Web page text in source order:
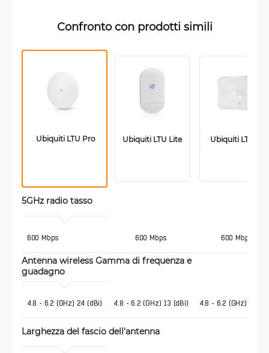
Confronto con prodotti simili
Ubiquiti LTU Pro Ubiquiti LTU Lite Ubiquiti LTU LR
5GHz radio tasso
600 Mbps 600 Mbps 600 Mbps
Antenna wireless Gamma di frequenza e
guadagno
4.8 - 6.2 (GHz) 24 (dBi) 4.8 - 6.2 (GHz) 13 (dBi) 4.8 - 6.2 (GHz) 26
Larghezza del fascio dell'antenna